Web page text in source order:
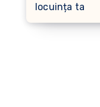
locuința ta